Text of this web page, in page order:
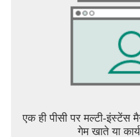
एक ही पीसी पर मल्टी-
गेम खाते या